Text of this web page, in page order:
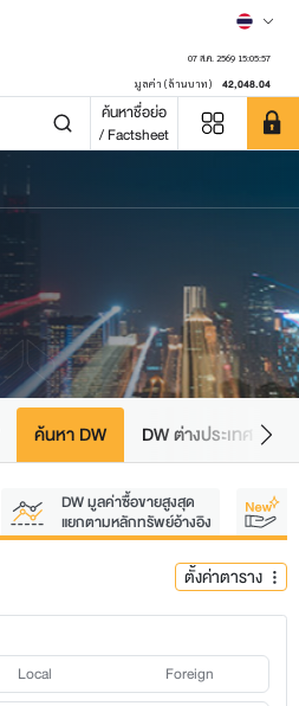
07 ส.ค. 2569 15:05:57
มูลค่า (ล้านบาท) 42,048.04
ค้นหาชื่อย่อ
/ Factsheet
ค้นหา DW DW ต่างประเทศ
DW มูลค่าซื้อขายสูงสุด
แยกตามหลักทรัพย์อ้างอิง
ตั้งค่าตาราง
Local
Foreign